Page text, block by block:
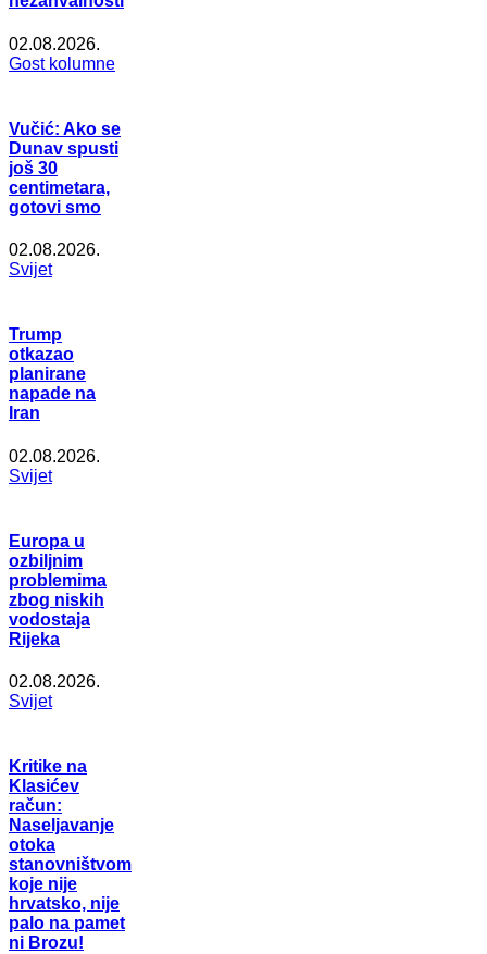
02.08.2026.
Gost kolumne
Vučić: Ako se
Dunav spusti
još 30
centimetara,
gotovi smo
02.08.2026.
Svijet
Trump
otkazao
planirane
napade na
Iran
02.08.2026.
Svijet
Europa u
ozbiljnim
problemima
zbog niskih
vodostaja
Rijeka
02.08.2026.
Svijet
Kritike na
Klasićev
račun:
Naseljavanje
otoka
stanovništvom
koje nije
hrvatsko, nije
palo na pamet
ni Brozu!